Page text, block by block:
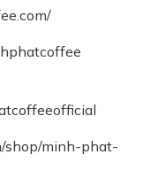
shop/minh-phat-